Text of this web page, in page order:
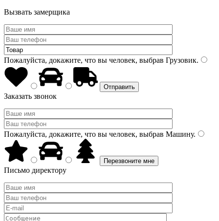
Вызвать замерщика
Пожалуйста, докажите, что вы человек, выбрав Грузовик.
Заказать звонок
Пожалуйста, докажите, что вы человек, выбрав Машину.
Письмо директору